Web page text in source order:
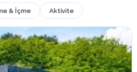
& İçme Aktivite